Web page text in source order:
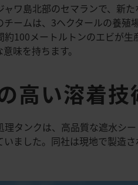
ャワ島北部のセマランで、新
チームは、3ヘクタールの養
約100メートルトンのエビが
味を持ちます。
高い溶着
理タンクは、高品質な遮水シ
いました。同社は現地で製造